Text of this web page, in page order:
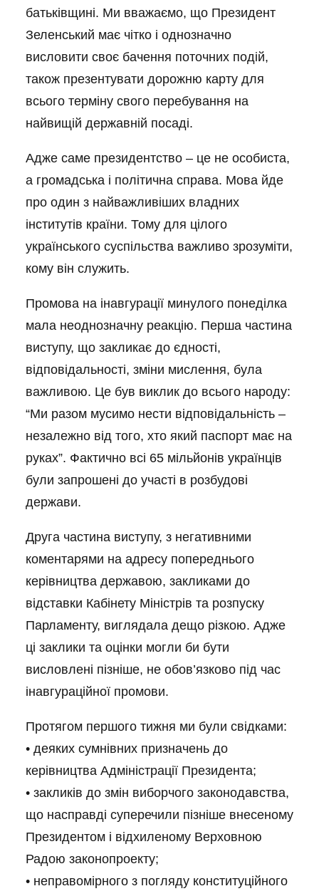
батьківщині. Ми вважаємо, що Президент
Зеленський має чітко і однозначно
висловити своє бачення поточних подій,
також презентувати дорожню карту для
всього терміну свого перебування на
найвищій державній посаді.
Адже саме президентство – це не особиста,
а громадська і політична справа. Мова йде
про один з найважливіших владних
інститутів країни. Тому для цілого
українського суспільства важливо зрозуміти,
кому він служить.
Промова на інавгурації минулого понеділка
мала неоднозначну реакцію. Перша частина
виступу, що закликає до єдності,
відповідальності, зміни мислення, була
важливою. Це був виклик до всього народу:
“Ми разом мусимо нести відповідальність –
незалежно від того, хто який паспорт має на
руках”. Фактично всі 65 мільйонів українців
були запрошені до участі в розбудові
держави.
Друга частина виступу, з негативними
коментарями на адресу попереднього
керівництва державою, закликами до
відставки Кабінету Міністрів та розпуску
Парламенту, виглядала дещо різкою. Адже
ці заклики та оцінки могли би бути
висловлені пізніше, не обов’язково під час
інавгураційної промови.
Протягом першого тижня ми були свідками:
• деяких сумнівних призначень до
керівництва Адміністрації Президента;
• закликів до змін виборчого законодавства,
що насправді суперечили пізніше внесеному
Президентом і відхиленому Верховною
Радою законопроекту;
• неправомірного з погляду конституційного